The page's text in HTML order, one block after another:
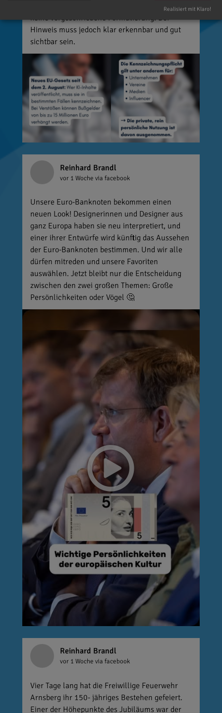
💡 Wie muss gekennzeichnet werden? Es gibt
keine vorgeschriebene Formulierung. Der
Hinweis muss jedoch klar erkennbar und gut
sichtbar sein.
Reinhard Brandl
vor 1 Woche via facebook
Unsere Euro-Banknoten bekommen einen
neuen Look! Designerinnen und Designer aus
ganz Europa haben sie neu interpretiert, und
einer ihrer Entwürfe wird künftig das Aussehen
der Euro-Banknoten bestimmen. Und wir alle
dürfen mitreden und unsere Favoriten
auswählen. Jetzt bleibt nur die Entscheidung
zwischen den zwei großen Themen: Große
Persönlichkeiten oder Vögel 🤔
Reinhard Brandl
vor 1 Woche via facebook
Vier Tage lang hat die Freiwillige Feuerwehr
Arnsberg ihr 150- jähriges Bestehen gefeiert.
Einer der Höhepunkte des Jubiläums war der
Realisiert mit Klaro!